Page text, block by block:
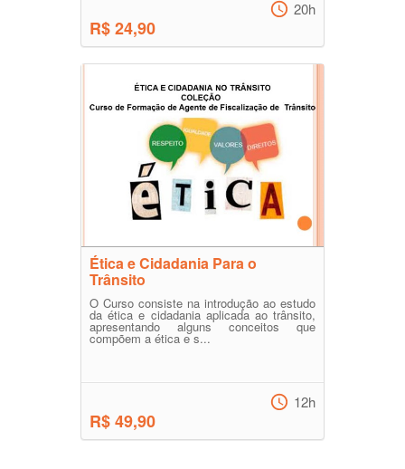
R$ 24,90
20h
Ética e Cidadania Para o
Trânsito
O Curso consiste na introdução ao estudo
da ética e cidadania aplicada ao trânsito,
apresentando alguns conceitos que
compõem a ética e s...
R$ 49,90
12h